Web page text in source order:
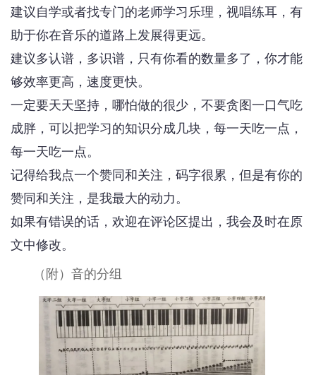
建议自学或者找专门的老师学习乐理，视唱练耳，有
助于你在音乐的道路上发展得更远。
建议多认谱，多识谱，只有你看的数量多了，你才能
够效率更高，速度更快。
一定要天天坚持，哪怕做的很少，不要贪图一口气吃
成胖，可以把学习的知识分成几块，每一天吃一点，
每一天吃一点。
记得给我点一个赞同和关注，码字很累，但是有你的
赞同和关注，是我最大的动力。
如果有错误的话，欢迎在评论区提出，我会及时在原
文中修改。
（附）音的分组